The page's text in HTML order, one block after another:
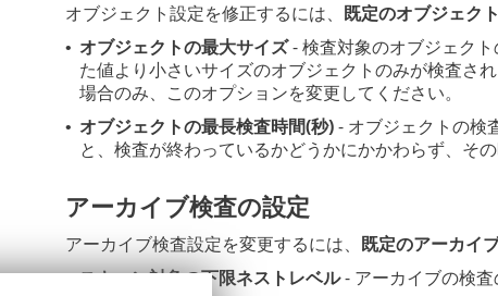
オブジェクト設定を修正するには、 既定のオブジェク
• オブジェクトの最大サイズ- 検査対象のオブジェク
た値より小さいサイズのオブジェクトのみが検査さ
場合のみ、このオプションを変更してください。
• オブジェクトの最長検査時間(秒)- オブジェクトの検
と、検査が終わっているかどうかにかかわらず、そ
アーカイブ検査の設定
アーカイブ検査設定を変更するには、 既定のアーカイ
• スキャン対象の下限ネストレベル- アーカイブの検査